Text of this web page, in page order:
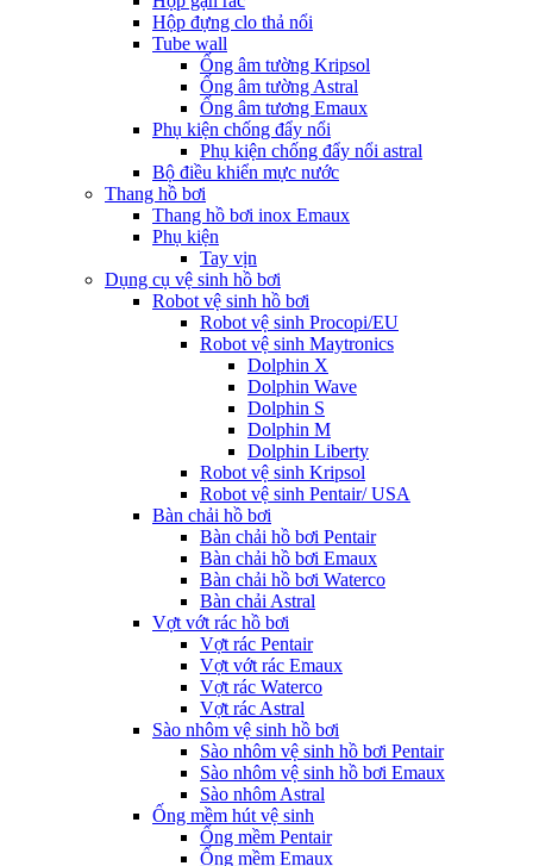
Hộp đựng clo thả nổi
Tube wall
Ống âm tường Kripsol
Ống âm tường Astral
Ống âm tương Emaux
Phụ kiện chống đẩy nổi
Phụ kiện chống đẩy nổi astral
Bộ điều khiển mực nước
Thang hồ bơi
Thang hồ bơi inox Emaux
Phụ kiện
Tay vịn
Dụng cụ vệ sinh hồ bơi
Robot vệ sinh hồ bơi
Robot vệ sinh Procopi/EU
Robot vệ sinh Maytronics
Dolphin X
Dolphin Wave
Dolphin S
Dolphin M
Dolphin Liberty
Robot vệ sinh Kripsol
Robot vệ sinh Pentair/ USA
Bàn chải hồ bơi
Bàn chải hồ bơi Pentair
Bàn chải hồ bơi Emaux
Bàn chải hồ bơi Waterco
Bàn chải Astral
Vợt vớt rác hồ bơi
Vợt rác Pentair
Vợt vớt rác Emaux
Vợt rác Waterco
Vợt rác Astral
Sào nhôm vệ sinh hồ bơi
Sào nhôm vệ sinh hồ bơi Pentair
Sào nhôm vệ sinh hồ bơi Emaux
Sào nhôm Astral
Ống mềm hút vệ sinh
Ống mềm Pentair
Ống mềm Emaux